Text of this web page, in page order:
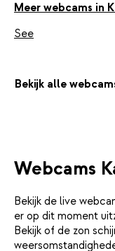
Meer webcams in
See
Bekijk alle
Webcams
Bekijk de live
er op dit moment
Bekijk of de zon